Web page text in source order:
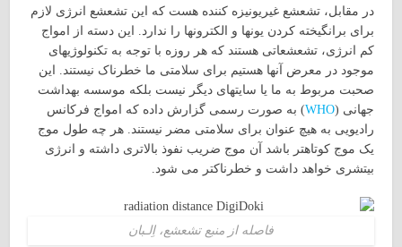
در مقابل، تشعشع غیریونیزه کننده هست که این تشعشع انرژی لازم
برای برانگیخته کردن یونها و الکترونها را ندارد. این دسته از امواج
کم انرژی، تشعشعاتی هستند که هر روزه با توجه به تکنولوژیهای
موجود در معرض آنها هستیم برای سلامتی ما خطرناک نیستند. این
صحبت مربوط به ما یا سایتهای دیگر نیست بلکه موسسه بهداشت
جهانی (WHO) به صورت رسمی گزارش داده که امواج فرکانس
رادیویی به هیچ عنوان برای سلامتی مضر نیستند. هر چه طول موج
یک موج کوتاهتر باشد آن موج ضریب نفوذ بالاتری داشته و انرژی
بیتشری خواهد داشت و خطرناکتر می شود.
فاصله از منبع تشعشع، اِلـبان